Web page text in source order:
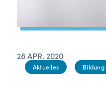
28 APR. 2020
Aktuelles Bildung